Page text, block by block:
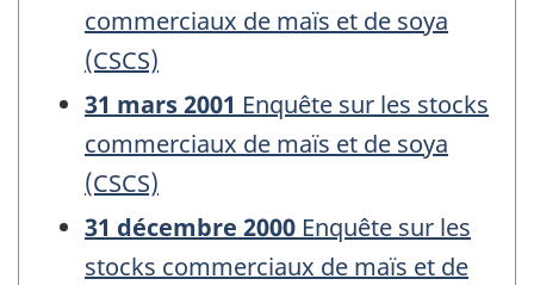
commerciaux de maïs et de soya
(CSCS)
31 mars 2001 Enquête sur les stocks
commerciaux de maïs et de soya
(CSCS)
31 décembre 2000 Enquête sur les
stocks commerciaux de maïs et de